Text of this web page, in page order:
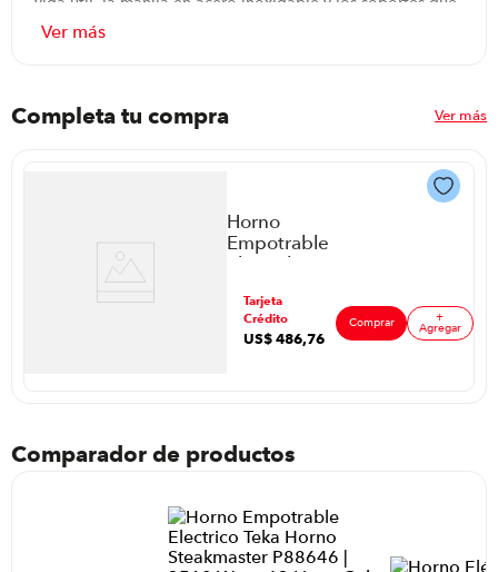
de seguridad que mantiene baja la temperatura frontal. El
precisión. La garantía de 12 meses brinda tranquilidad y
respaldo durante el uso.
resultados constantes. La combinación de alta capacidad
y controles simples permite adaptar recetas rápidas o
programadas con precisión. Además de su rendimiento, la
instalación básica sin costo simplifica la puesta en marcha
y la tranquilidad de contar con soporte autorizado
cuando es necesario.
Completa tu compra Ver más
Horno
Empotrable
Electrolux Oe8Ea
Color
Tarjeta
Crédito
US$ 486,76
Comprar +
Agregar
Comparador de productos